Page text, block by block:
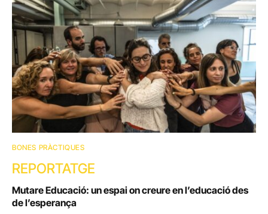
BONES PRÀCTIQUES
REPORTATGE
Mutare Educació: un espai on creure en l’educació des
de l’esperança